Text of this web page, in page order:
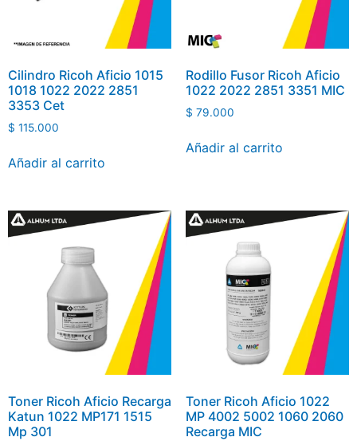
Cilindro Ricoh Aficio 1015
1018 1022 2022 2851
3353 Cet
$ 115.000
Añadir al carrito
Rodillo Fusor Ricoh Aficio
1022 2022 2851 3351 MIC
$ 79.000
Añadir al carrito
Toner Ricoh Aficio Recarga
Katun 1022 MP171 1515
Mp 301
Toner Ricoh Aficio 1022
MP 4002 5002 1060 2060
Recarga MIC